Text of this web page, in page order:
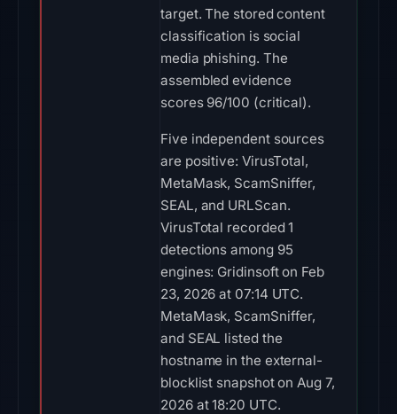
target. The stored content
classification is social
media phishing. The
assembled evidence
scores 96/100 (critical).
Five independent sources
are positive: VirusTotal,
MetaMask, ScamSniffer,
SEAL, and URLScan.
VirusTotal recorded 1
detections among 95
engines: Gridinsoft on Feb
23, 2026 at 07:14 UTC.
MetaMask, ScamSniffer,
and SEAL listed the
hostname in the external-
blocklist snapshot on Aug 7,
2026 at 18:20 UTC.